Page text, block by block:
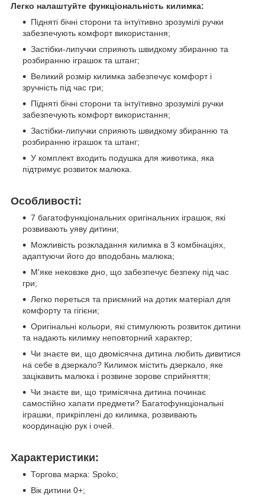
Легко налаштуйте функціональність килимка:
Підняті бічні сторони та інтуїтивно зрозумілі ручки
забезпечують комфорт використання;
Застібки-липучки сприяють швидкому збиранню та
розбиранню іграшок та штанг;
Великий розмір килимка забезпечує комфорт і
зручність під час гри;
Підняті бічні сторони та інтуїтивно зрозумілі ручки
забезпечують комфорт використання;
Застібки-липучки сприяють швидкому збиранню та
розбиранню іграшок та штанг;
У комплект входить подушка для животика, яка
підтримує розвиток малюка.
Особливості:
7 багатофункціональних оригінальних іграшок, які
розвивають уяву дитини;
Можливість розкладання килимка в 3 комбінаціях,
адаптуючи його до вподобань малюка;
М'яке нековзке дно, що забезпечує безпеку під час
гри;
Легко переться та приємний на дотик матеріал для
комфорту та гігієни;
Оригінальні кольори, які стимулюють розвиток дитини
та надають килимку неповторний характер;
Чи знаєте ви, що двомісячна дитина любить дивитися
на себе в дзеркало? Килимок містить дзеркало, яке
зацікавить малюка і розвине зорове сприйняття;
Чи знаєте ви, що тримісячна дитина починає
самостійно хапати предмети? Багатофункціональні
іграшки, прикріплені до килимка, розвивають
координацію рук і очей.
Характеристики:
Торгова марка: Spoko;
Вік дитини 0+;